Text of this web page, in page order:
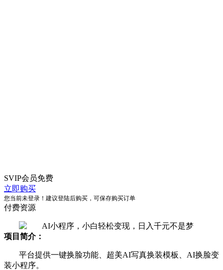
SVIP会员免费
立即购买
您当前未登录！建议登陆后购买，可保存购买订单
付费资源
项目简介：
平台提供一键换脸功能、超美AI写真换装模板、AI换脸变
装小程序。